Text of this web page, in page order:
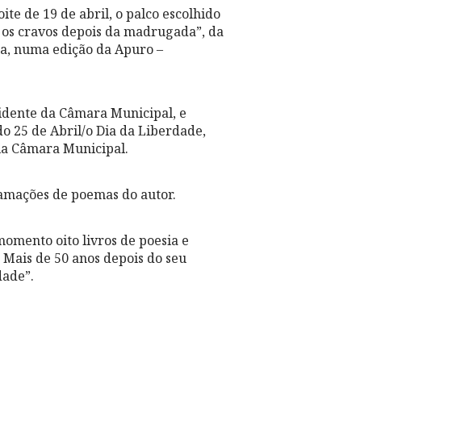
de 19 de abril, o palco escolhido
cravos depois da madrugada”, da
numa edição da Apuro –
da Câmara Municipal, e
25 de Abril/o Dia da Liberdade,
Câmara Municipal.
de poemas do autor.
oito livros de poesia e
de 50 anos depois do seu